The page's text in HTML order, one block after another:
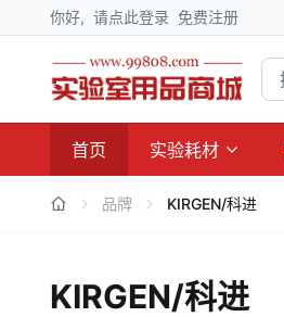
你好, 请点此登录 免费注册
首页 实验耗材
品牌 KIRGEN/科进
KIRGEN/科进